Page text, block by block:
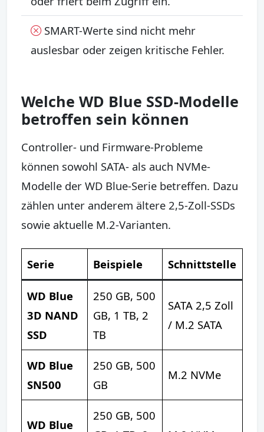
SMART-Werte sind nicht mehr
auslesbar oder zeigen kritische Fehler.
Welche WD Blue SSD-Modelle
betroffen sein können
Controller- und Firmware-Probleme
können sowohl SATA- als auch NVMe-
Modelle der WD Blue-Serie betreffen. Dazu
zählen unter anderem ältere 2,5-Zoll-SSDs
sowie aktuelle M.2-Varianten.
Serie Beispiele Schnittstelle
WD Blue
3D NAND
SSD
250 GB, 500
GB, 1 TB, 2
TB
SATA 2,5 Zoll
/ M.2 SATA
WD Blue
SN500
250 GB, 500
GB
M.2 NVMe
WD Blue
250 GB, 500